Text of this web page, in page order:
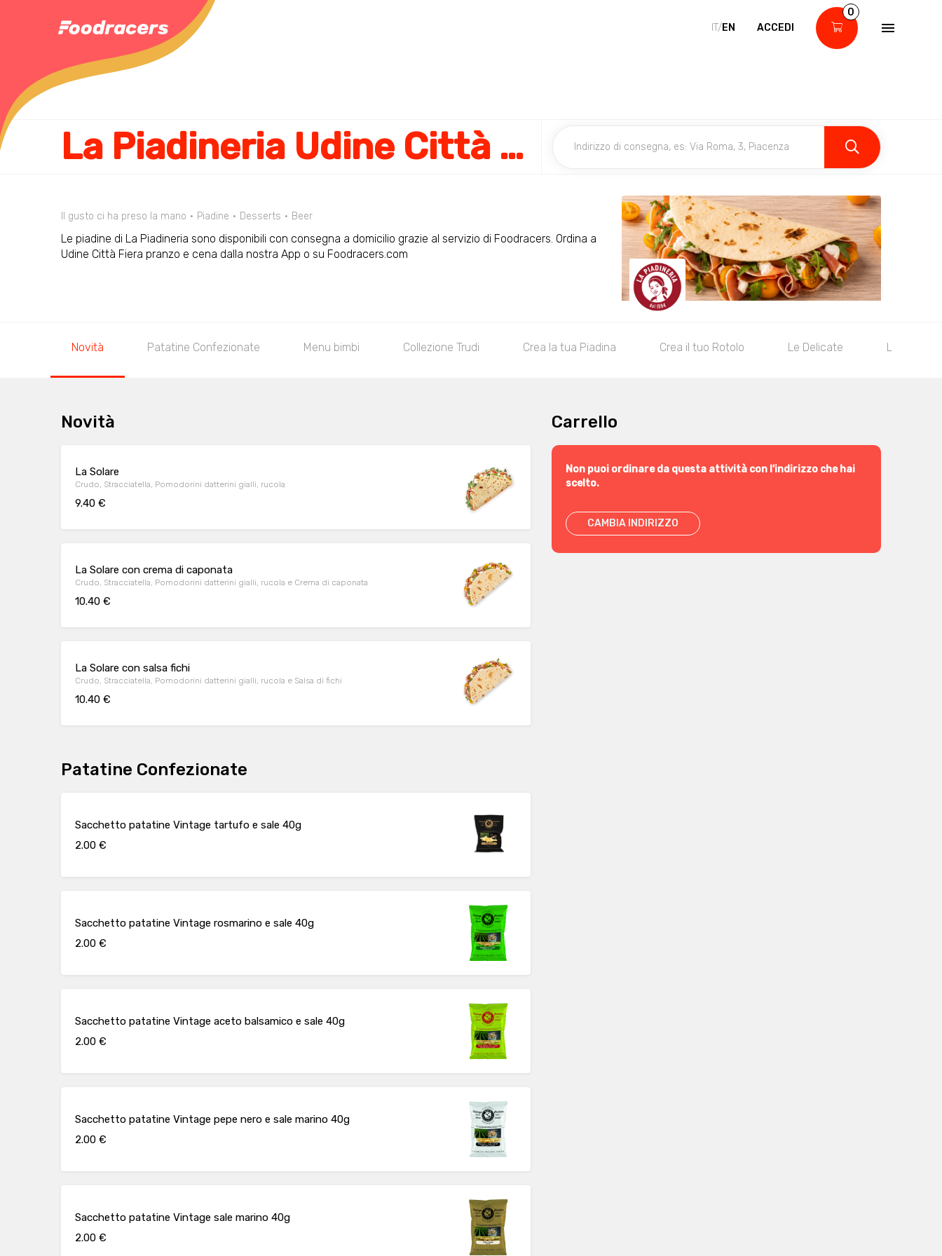
IT/EN ACCEDI
0
La Piadineria Udine Città Fiera
Il gusto ci ha preso la mano Piadine Desserts Beer
Le piadine di La Piadineria sono disponibili con consegna a domicilio grazie al servizio di Foodracers. Ordina a
Udine Città Fiera pranzo e cena dalla nostra App o su Foodracers.com
Novità Patatine Confezionate Menu bimbi Collezione Trudi Crea la tua Piadina Crea il tuo Rotolo Le Delicate Le
Novità
La Solare
Crudo, Stracciatella, Pomodorini datterini gialli, rucola
9.40 €
La Solare con crema di caponata
Crudo, Stracciatella, Pomodorini datterini gialli, rucola e Crema di caponata
10.40 €
La Solare con salsa fichi
Crudo, Stracciatella, Pomodorini datterini gialli, rucola e Salsa di fichi
10.40 €
Patatine Confezionate
Sacchetto patatine Vintage tartufo e sale 40g
2.00 €
Sacchetto patatine Vintage rosmarino e sale 40g
2.00 €
Sacchetto patatine Vintage aceto balsamico e sale 40g
2.00 €
Sacchetto patatine Vintage pepe nero e sale marino 40g
2.00 €
Sacchetto patatine Vintage sale marino 40g
2.00 €
Carrello
Non puoi ordinare da questa attività con l'indirizzo che hai
scelto.
CAMBIA INDIRIZZO